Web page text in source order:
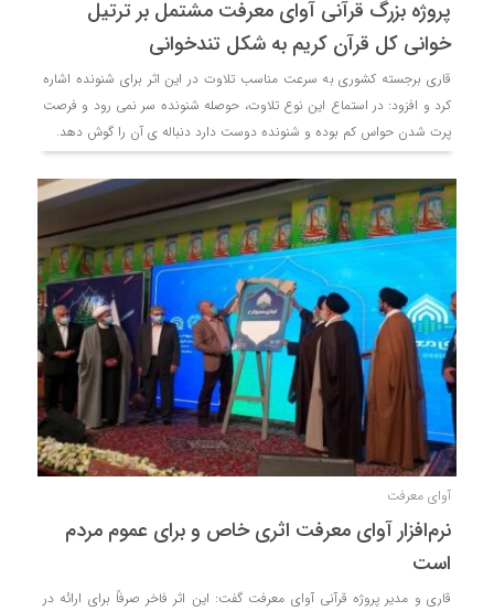
پروژه بزرگ قرآنی آوای معرفت مشتمل بر ترتیل
خوانی کل قرآن کریم به شکل تندخوانی
قاری برجسته کشوری به سرعت مناسب تلاوت در این اثر برای شنونده اشاره
کرد و افزود: در استماع این نوع تلاوت، حوصله شنونده سر نمی رود و فرصت
پرت شدن حواس کم بوده و شنونده دوست دارد دنباله ی آن را گوش دهد.
آوای معرفت
نرم‌افزار آوای معرفت اثری خاص و برای عموم مردم
است
قاری و مدیر پروژه قرآنی آوای معرفت گفت: این اثر فاخر صرفاً برای ارائه در